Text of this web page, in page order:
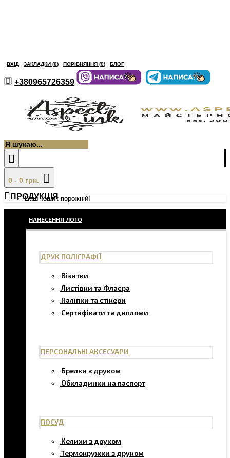
ВХІД ЗАКЛАДКИ (0) ПОРІВНЯННЯ (0) БЛОГ
+380965726359
0 - 0 грн.
Ваш кошик порожній!
ПРОДУКЦІЯ
НАНЕСЕННЯ ЛОГО
ДРУК ПОЛІГРАФІЇ
Візитки
Листівки та Флаєра
Наліпки та стікери
Сертифікати та дипломи
ПЕРСОНАЛЬНІ АКСЕСУАРИ
Брелки з друком
Обкладинки на паспорт
ПОСУД
Келихи з друком
Термокружки з друком